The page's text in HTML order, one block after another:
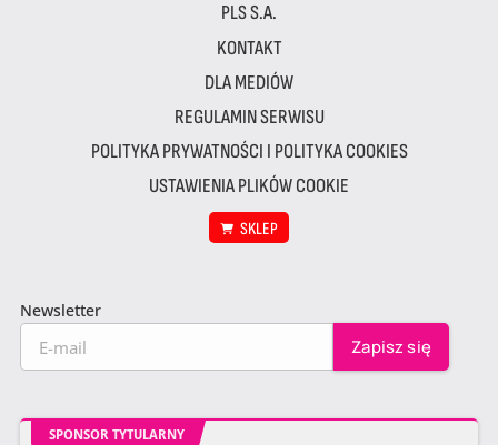
PLS S.A.
KONTAKT
DLA MEDIÓW
REGULAMIN SERWISU
POLITYKA PRYWATNOŚCI I POLITYKA COOKIES
USTAWIENIA PLIKÓW COOKIE
SKLEP
Newsletter
SPONSOR TYTULARNY